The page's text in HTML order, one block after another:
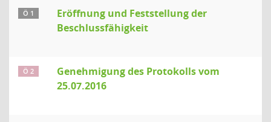
Ö 1
Eröffnung und Feststellung der
Beschlussfähigkeit
Ö 2
Genehmigung des Protokolls vom
25.07.2016